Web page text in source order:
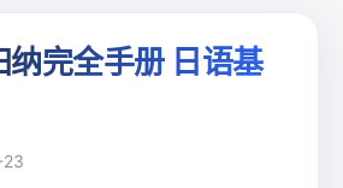
纳完全手册 日语基